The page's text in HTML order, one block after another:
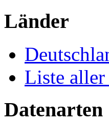
Länder
Liste
Datenarten